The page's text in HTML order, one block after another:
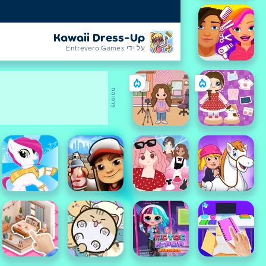
Kawaii Dress-Up
על ידי Entrevero Games
פרסומת